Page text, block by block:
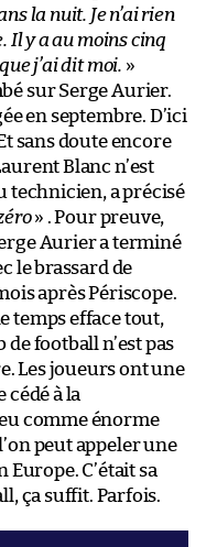
la nuit. Je n’ai rien
Il y a au moins cinq
j’ai dit moi. »
sur Serge Aurier.
en septembre. D’ici
sans doute encore
Blanc n’est
technicien, a précisé
» . Pour preuve,
Aurier a terminé
le brassard de
après Périscope.
temps efface tout,
football n’est pas
Les joueurs ont une
à la
comme énorme
peut appeler une
C’était sa
ça suffit. Parfois.